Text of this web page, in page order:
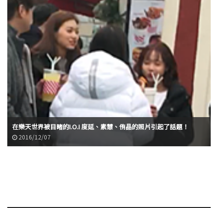
10年後的I.O.I 度延成了那洋嗎? 演員李艾兒的照片引起了話題
2016/11/28